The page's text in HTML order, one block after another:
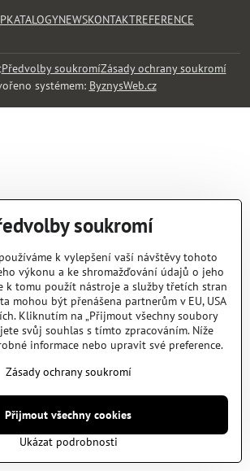
KATALOGYNEWSKONTAKTREFERENCE
Předvolby soukromíZásady ochrany soukromí
systémem: ByznysWeb.cz
soukromí
k vylepšení vaší návštěvy tohoto
výkonu a ke shromažďování údajů o jeho
k tomu použít nástroje a služby třetích stran
mohou být přenášena partnerům v EU, USA
Kliknutím na „Přijmout všechny soubory
svůj souhlas s tímto zpracováním. Níže
informace nebo upravit své preference.
Zásady ochrany soukromí
Ukázat podrobnosti
Přijmout všechny cookies